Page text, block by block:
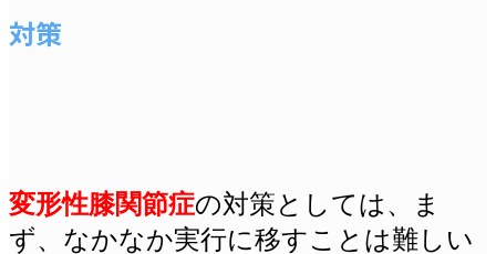
対策
変形性膝関節症の対策としては、ま
ず、なかなか実行に移すことは難しい